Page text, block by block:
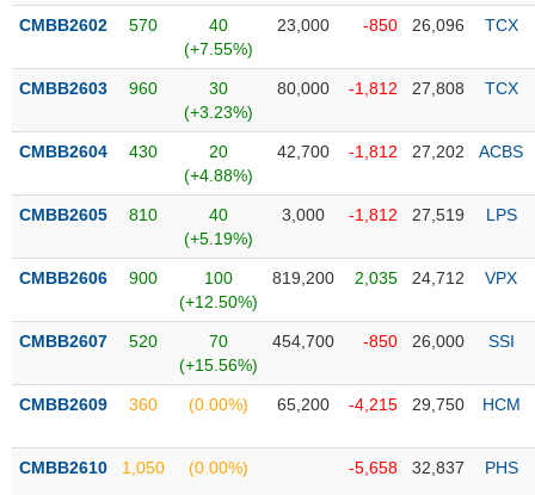
yết
dõi
biệt
được
ký
Danh
phiếu
tiết
CMBB2602 570
40
(+7.55%)
23,000 -850 26,096 TCX
CMBB2603 960
30
(+3.23%)
80,000 -1,812 27,808 TCX
CMBB2604 430
20
(+4.88%)
42,700 -1,812 27,202 ACBS
CMBB2605 810
40
(+5.19%)
3,000 -1,812 27,519 LPS
CMBB2606 900
100
(+12.50%)
819,200 2,035 24,712 VPX
CMBB2607 520
70
(+15.56%)
454,700 -850 26,000 SSI
CMBB2609 360 (0.00%) 65,200 -4,215 29,750 HCM
CMBB2610 1,050 (0.00%) -5,658 32,837 PHS
CÔNG
CỤ
TƯ
XUẤT
LIỆU
MỚI
(-)